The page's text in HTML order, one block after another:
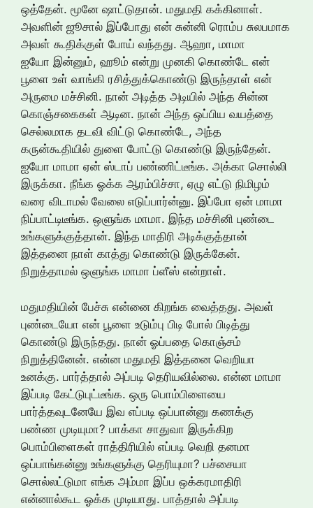
ஒத்தேன். மூனே ஷாட்டுதான். மதுமதி கக்கினாள்.
அவளின் ஜூசால் இப்போது என் சுன்னி ரொம்ப சுலபமாக
அவள் கூதிக்குள் போய் வந்தது. ஆஹா, மாமா
ஐயோ இன்னும், ஹூம் என்று முனகி கொண்டே என்
பூளை உள் வாங்கி ரசித்துக்கொண்டு இருந்தாள் என்
அருமை மச்சினி. நான் அடித்த அடியில் அந்த சின்ன
கொஞ்சகைகள் ஆடின. நான் அந்த ஒப்பிய வயத்தை
செல்லமாக தடவி விட்டு கொண்டே, அந்த
கருன்கூதியில் துளை போட்டு கொண்டு இருந்தேன்.
ஐயோ மாமா ஏன் ஸ்டாப் பண்ணிட்டீங்க. அக்கா சொல்லி
இருக்கா. நீங்க ஓக்க ஆரம்பிச்சா, ஏழு எட்டு நிமிழம்
வரை விடாமல் வேலை எடுப்பார்ன்னு. இப்போ ஏன் மாமா
நிப்பாட்டிடீங்க. ஒளுங்க மாமா. இந்த மச்சினி புண்டை
உங்களுக்குத்தான். இந்த மாதிரி அடிக்குத்தான்
இத்தனை நாள் காத்து கொண்டு இருக்கேன்.
நிறுத்தாமல் ஒளுங்க மாமா ப்ளீஸ் என்றாள்.
மதுமதியின் பேச்சு என்னை கிறங்க வைத்தது. அவள்
புண்டையோ என் பூளை உடும்பு பிடி போல் பிடித்து
கொண்டு இருந்தது. நான் ஓப்பதை கொஞ்சம்
நிறுத்தினேன். என்ன மதுமதி இத்தனை வெறியா
உனக்கு. பார்த்தால் அப்படி தெரியவில்லை. என்ன மாமா
இப்படி கேட்டுபுட்டீங்க. ஒரு பொம்பிளையை
பார்த்தவுடனேயே இவ எப்படி ஒப்பான்னு கணக்கு
பண்ண முடியுமா? பாக்கா சாதுவா இருக்கிற
பொம்பிளைகள் ராத்திரியில் எப்படி வெறி தனமா
ஒப்பாங்கன்னு உங்களுக்கு தெரியுமா? பச்சையா
சொல்லட்டுமா எங்க அம்மா இப்ப ஒக்கரமாதிரி
என்னால்கூட ஓக்க முடியாது. பாத்தால் அப்படி